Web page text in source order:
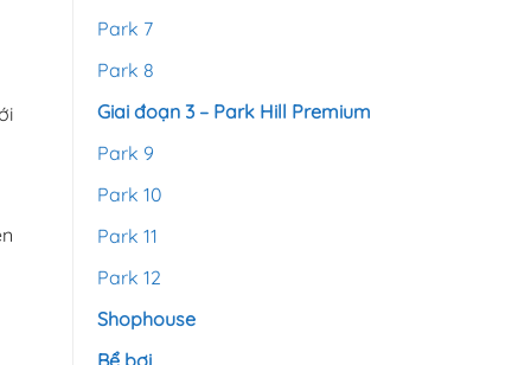
Park 7
Park 8
Giai đoạn 3 – Park Hill Premium
Park 9
Park 10
Park 11
Park 12
Shophouse
Bể bơi